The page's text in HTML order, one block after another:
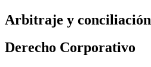
Arbitraje y conciliación
Derecho Corporativo